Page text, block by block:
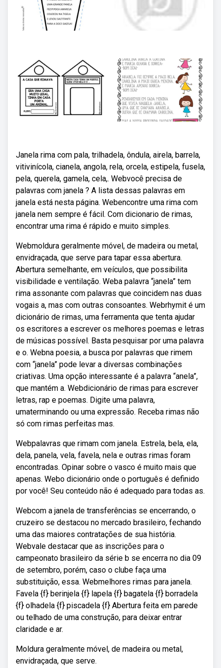
Janela rima com pala, trilhadela, ôndula, airela, barrela,
vitivinícola, cianela, angola, rela, orcela, estipela, fusela,
pela, querela, gamela, cela,. Webvocê precisa de
palavras com janela ? A lista dessas palavras em
janela está nesta página. Webencontre uma rima com
janela nem sempre é fácil. Com dicionario de rimas,
encontrar uma rima é rápido e muito simples.
Webmoldura geralmente móvel, de madeira ou metal,
envidraçada, que serve para tapar essa abertura.
Abertura semelhante, em veículos, que possibilita
visibilidade e ventilação. Weba palavra “janela” tem
rima assonante com palavras que coincidem nas duas
vogais a, mas com outras consoantes. Webrhymit é um
dicionário de rimas, uma ferramenta que tenta ajudar
os escritores a escrever os melhores poemas e letras
de músicas possível. Basta pesquisar por uma palavra
e o. Webna poesia, a busca por palavras que rimem
com “janela” pode levar a diversas combinações
criativas. Uma opção interessante é a palavra “anela”,
que mantém a. Webdicionário de rimas para escrever
letras, rap e poemas. Digite uma palavra,
umaterminando ou uma expressão. Receba rimas não
só com rimas perfeitas mas.
Webpalavras que rimam com janela. Estrela, bela, ela,
dela, panela, vela, favela, nela e outras rimas foram
encontradas. Opinar sobre o vasco é muito mais que
apenas. Webo dicionário onde o português é definido
por você! Seu conteúdo não é adequado para todas as.
Webcom a janela de transferências se encerrando, o
cruzeiro se destacou no mercado brasileiro, fechando
uma das maiores contratações de sua história.
Webvale destacar que as inscrições para o
campeonato brasileiro da série b se encerra no dia 09
de setembro, porém, caso o clube faça uma
substituição, essa. Webmelhores rimas para janela.
Favela {f} berinjela {f} lapela {f} bagatela {f} borradela
{f} olhadela {f} piscadela {f} Abertura feita em parede
ou telhado de uma construção, para deixar entrar
claridade e ar.
Moldura geralmente móvel, de madeira ou metal,
envidraçada, que serve.